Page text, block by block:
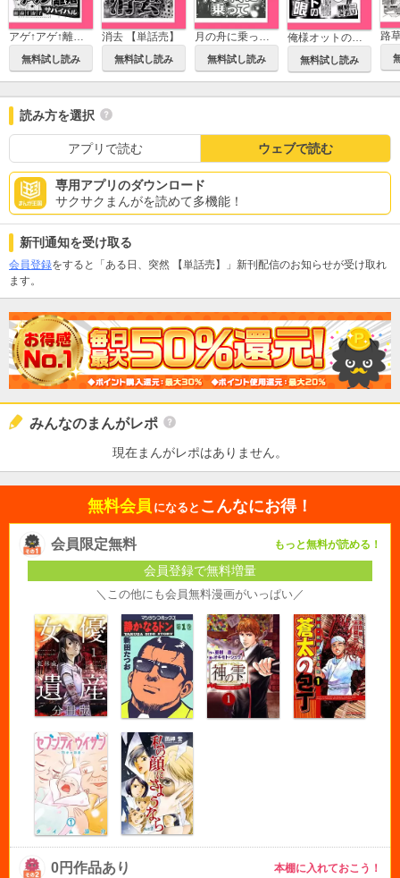
無料試し読み
消去 【単話売】
無料試し読み 無料試し読み
俺様オットの賞味期限 【単話売】
無料試し読み
読み方を選択
アプリで読む ウェブで読む
専用アプリのダウンロード
サクサクまんがを読めて多機能！
新刊通知を受け取る
会員登録をすると「ある日、突然 【単話売】」新刊配信のお知らせが受け取れ
ます。
みんなのまんがレポ
現在まんがレポはありません。
無料会員 になると こんなにお得！
会員限定無料 もっと無料が読める！
会員登録で無料増量
＼この他にも会員無料漫画がいっぱい／
0円作品あり 本棚に入れておこう！